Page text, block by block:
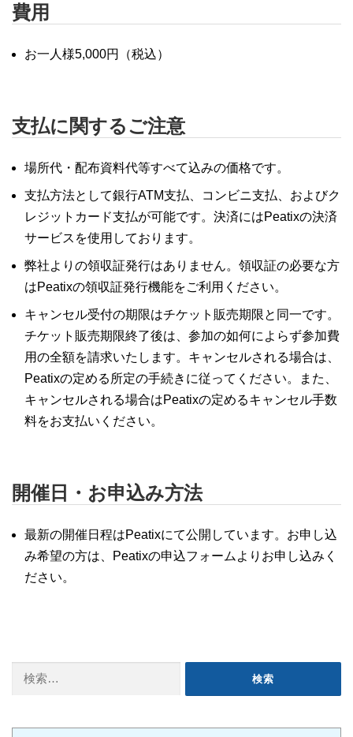
費用
お一人様5,000円（税込）
支払に関するご注意
場所代・配布資料代等すべて込みの価格です。
支払方法として銀行ATM支払、コンビニ支払、およびク
レジットカード支払が可能です。決済にはPeatixの決済
サービスを使用しております。
弊社よりの領収証発行はありません。領収証の必要な方
はPeatixの領収証発行機能をご利用ください。
キャンセル受付の期限はチケット販売期限と同一です。
チケット販売期限終了後は、参加の如何によらず参加費
用の全額を請求いたします。キャンセルされる場合は、
Peatixの定める所定の手続きに従ってください。また、
キャンセルされる場合はPeatixの定めるキャンセル手数
料をお支払いください。
開催日・お申込み方法
最新の開催日程はPeatixにて公開しています。お申し込
み希望の方は、Peatixの申込フォームよりお申し込みく
ださい。